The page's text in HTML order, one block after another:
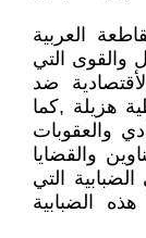
العربية
والقوى التي
ضد
هزيلة ,كما
والعقوبات
والقضايا
التي
الضبابية